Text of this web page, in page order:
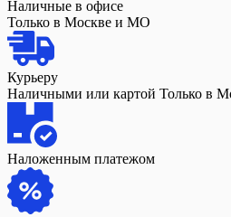
Наличные в офисе
Только в Москве и МО
Курьеру
Наличными или картой Только в
Наложенным платежом